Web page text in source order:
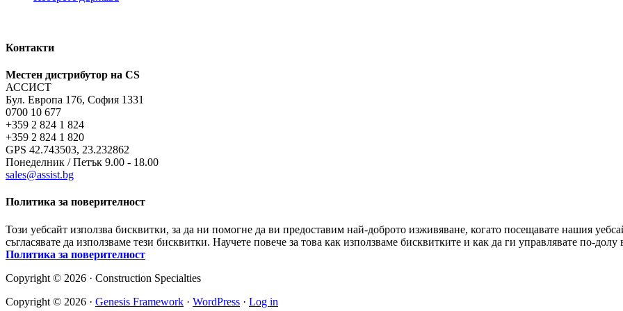
Контакти
Местен дистрибутор на CS
АССИСТ
Бул. Европа 176, София 1331
0700 10 677
+359 2 824 1 824
+359 2 824 1 820
GPS 42.743503, 23.232862
Понеделник / Петък 9.00 - 18.00
sales@assist.bg
Политика за поверителност
Този уебсайт използва бисквитки, за да ни помогне да ви предоставим най-доброто изживяване, когато посещавате нашия
съгласявате да използваме тези бисквитки. Научете повече за това как използваме бисквитките и как да ги управлявате по-
Политика за поверителност
Copyright © 2026 · Construction Specialties
Copyright © 2026 · Genesis Framework · WordPress · Log in